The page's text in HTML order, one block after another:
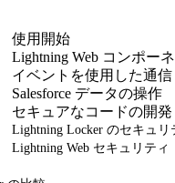
使用開始
Lightning Web コンポー
イベントを使用した通信
Salesforce データの操作
セキュアなコードの開発
Lightning Locker のセキュリ
Lightning Web セキュリティ